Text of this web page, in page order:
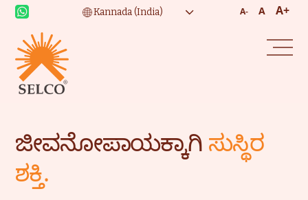
A- A A+
ಜೀವನೋಪಾಯಕ್ಕಾಗಿ ಸುಸ್ಥಿರ
ಶಕ್ತಿ.